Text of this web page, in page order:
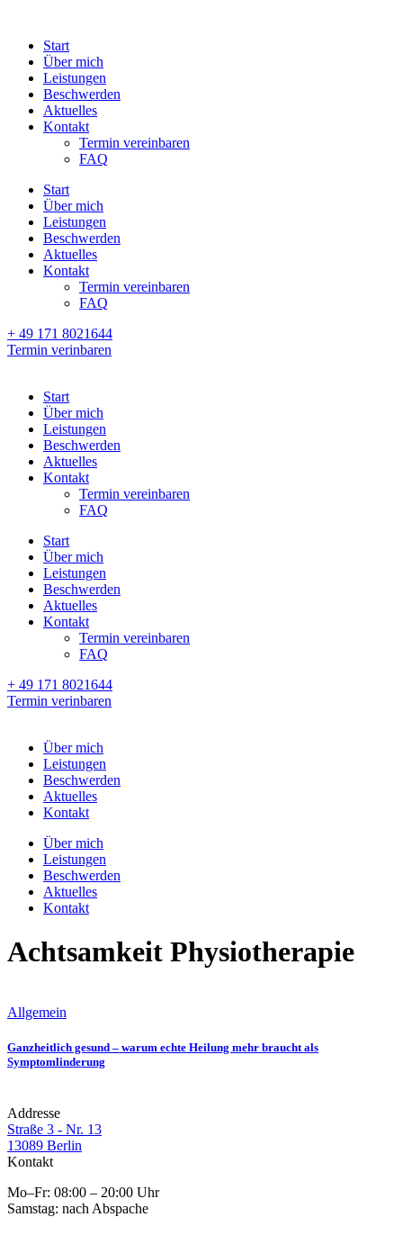
Start
Über mich
Leistungen
Beschwerden
Aktuelles
Kontakt
Termin vereinbaren
FAQ
Start
Über mich
Leistungen
Beschwerden
Aktuelles
Kontakt
Termin vereinbaren
FAQ
+ 49 171 8021644
Termin verinbaren
Start
Über mich
Leistungen
Beschwerden
Aktuelles
Kontakt
Termin vereinbaren
FAQ
Start
Über mich
Leistungen
Beschwerden
Aktuelles
Kontakt
Termin vereinbaren
FAQ
+ 49 171 8021644
Termin verinbaren
Über mich
Leistungen
Beschwerden
Aktuelles
Kontakt
Über mich
Leistungen
Beschwerden
Aktuelles
Kontakt
Achtsamkeit Physiotherapie
Allgemein
Ganzheitlich gesund – warum echte Heilung mehr braucht als
Symptomlinderung
Addresse
Straße 3 - Nr. 13
13089 Berlin
Kontakt
Mo–Fr: 08:00 – 20:00 Uhr
Samstag: nach Abspache